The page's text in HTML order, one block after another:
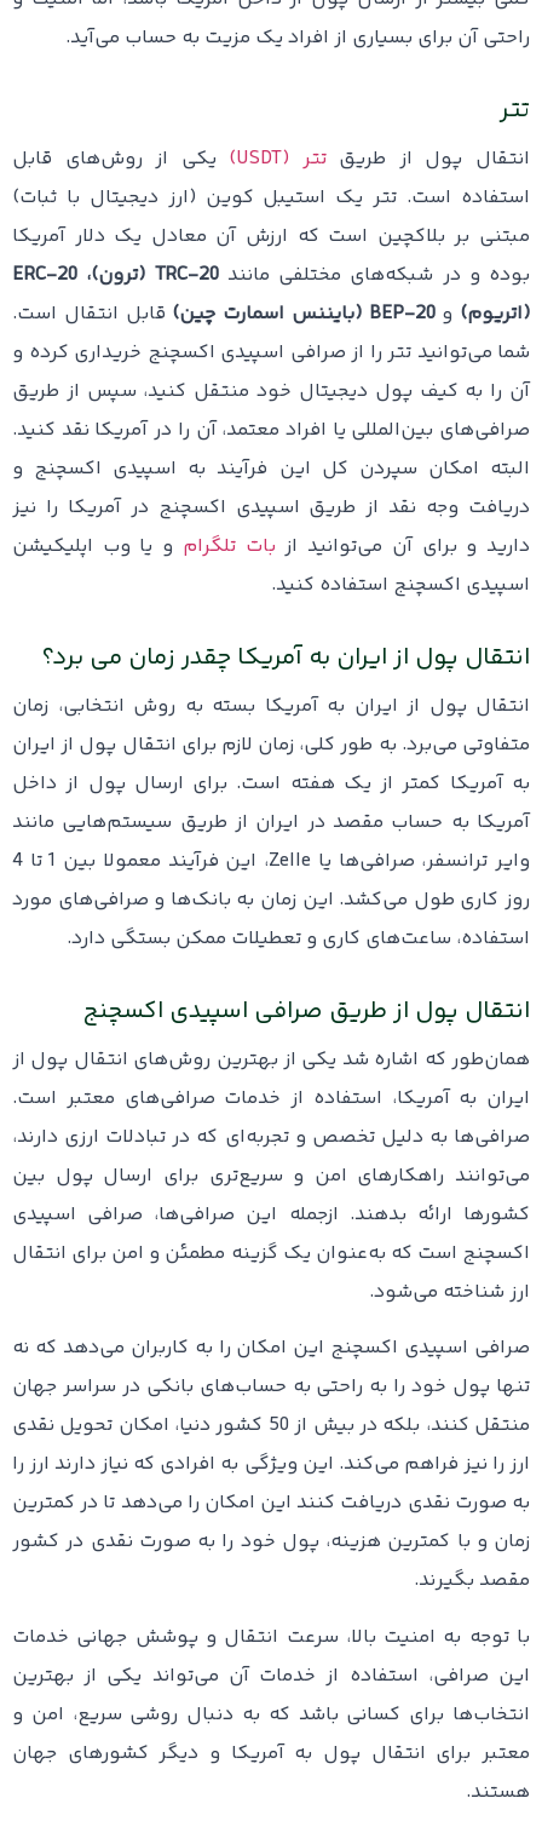
راحتی آن برای بسیاری از افراد یک مزیت به حساب می‌آید.
تتر
انتقال پول از طریقتتر (USDT)
یکی از روش‌های قابل
استفاده است. تتر یک استیبل کوین (ارز دیجیتال با ثبات)
مبتنی بر بلاکچین است که ارزش آن معادل یک دلار آمریکا
بوده و در شبکه‌های مختلفی مانند
TRC-20 (ترون)، ERC-20
(اتریوم) وBEP-20 (بایننس اسمارت چین)
قابل انتقال است.
شما می‌توانید تتر را از صرافی‌ اسپیدی اکسچنج خریداری کرده و
آن را به کیف پول دیجیتال خود منتقل کنید، سپس از طریق
صرافی‌های بین‌المللی یا افراد معتمد، آن را در آمریکا نقد کنید.
البته امکان سپردن کل این فرآیند به اسپیدی اکسچنج و
دریافت وجه نقد از طریق اسپیدی اکسچنج در آمریکا را نیز
دارید و برای آن می‌توانید از بات تلگرام و یا وب اپلیکیشن
اسپیدی اکسچنج استفاده کنید.
انتقال پول از ایران به آمریکا چقدر زمان می برد؟
انتقال پول از ایران به آمریکا بسته به روش انتخابی، زمان
متفاوتی می‌برد. به طور کلی، زمان لازم برای انتقال پول از ایران
به آمریکا کمتر از یک هفته است. برای ارسال پول از داخل
آمریکا به حساب مقصد در ایران از طریق سیستم‌هایی مانند
وایر ترانسفر، صرافی‌ها یا Zelle، این فرآیند معمولا بین 1 تا 4
روز کاری طول می‌کشد. این زمان به بانک‌ها و صرافی‌های مورد
استفاده، ساعت‌های کاری و تعطیلات ممکن بستگی دارد.
انتقال پول از طریق صرافی اسپیدی اکسچنج
همان‌طور که اشاره شد یکی از بهترین روش‌های انتقال پول از
ایران به آمریکا، استفاده از خدمات صرافی‌های معتبر است.
صرافی‌ها به دلیل تخصص و تجربه‌ای که در تبادلات ارزی دارند،
می‌توانند راهکارهای امن و سریع‌تری برای ارسال پول بین
کشورها ارائه بدهند. ازجمله این صرافی‌ها، صرافی اسپیدی
اکسچنج است که به‌عنوان یک گزینه مطمئن و امن برای انتقال
ارز شناخته می‌شود.
صرافی اسپیدی اکسچنج این امکان را به کاربران می‌دهد که نه
تنها پول خود را به راحتی به حساب‌های بانکی در سراسر جهان
منتقل کنند، بلکه در بیش از 50 کشور دنیا، امکان تحویل نقدی
ارز را نیز فراهم می‌کند. این ویژگی به افرادی که نیاز دارند ارز را
به صورت نقدی دریافت کنند این امکان را می‌دهد تا در کمترین
زمان و با کمترین هزینه، پول خود را به صورت نقدی در کشور
مقصد بگیرند.
با توجه به امنیت بالا، سرعت انتقال و پوشش جهانی خدمات
این صرافی، استفاده از خدمات آن می‌تواند یکی از بهترین
انتخاب‌ها برای کسانی باشد که به دنبال روشی سریع، امن و
معتبر برای انتقال پول به آمریکا و دیگر کشورهای جهان
هستند.